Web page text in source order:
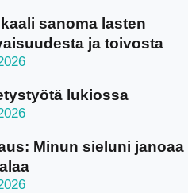
sanoma lasten
ja toivosta
lukiossa
Minun sieluni janoaa